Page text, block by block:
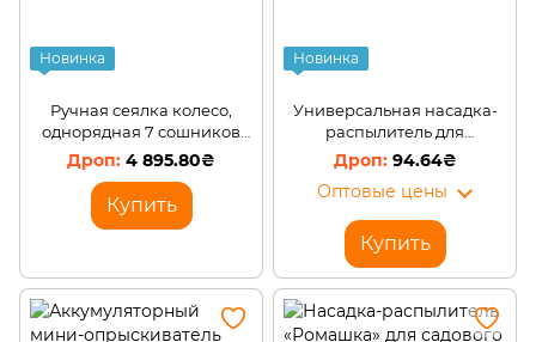
Новинка
Ручная сеялка колесо,
однорядная 7 сошников
2176 (JS/Р-2176)
4 895.80₴
Купить
Новинка
Универсальная насадка-
распылитель для
опрыскивателя ( JS/Р-1833)
94.64₴
Оптовые цены
Купить